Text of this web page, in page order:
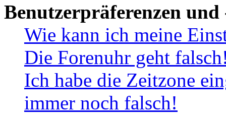
Benutzerpräferenzen und
Wie kann ich meine
Die Forenuhr geht
Ich habe die Zeitzone
immer noch falsch!